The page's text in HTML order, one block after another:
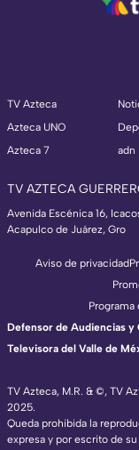
TV Azteca
Azteca UNO
Azteca 7
adn
TV AZTECA
Avenida Escénica 16,
Acapulco de Juárez, Gro
TV Azteca, M.R. & ©, TV
2025.
Queda prohibida la
expresa y por escrito de
Aviso de privacidad
Defensor de Audiencias y
Televisora del Valle de